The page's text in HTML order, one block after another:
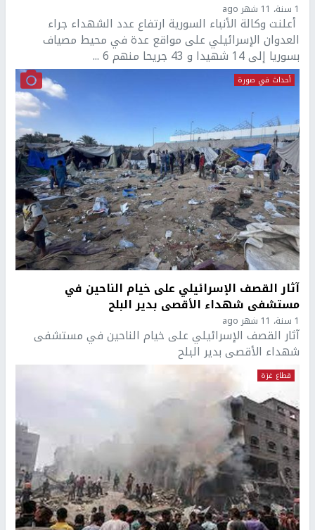
1 سنة، 11 شهر ago
أعلنت وكالة الأنباء السورية ارتفاع عدد الشهداء جراء
العدوان الإسرائيلي على مواقع عدة في محيط مصياف
بسوريا إلى 14 شهيدا و 43 جريحا منهم 6 ...
أحداث في صورة
آثار القصف الإسرائيلي على خيام الناحين في
مستشفى شهداء الأقصى بدير البلح
1 سنة، 11 شهر ago
آثار القصف الإسرائيلي على خيام الناحين في مستشفى
شهداء الأقصى بدير البلح
قطاع غزة